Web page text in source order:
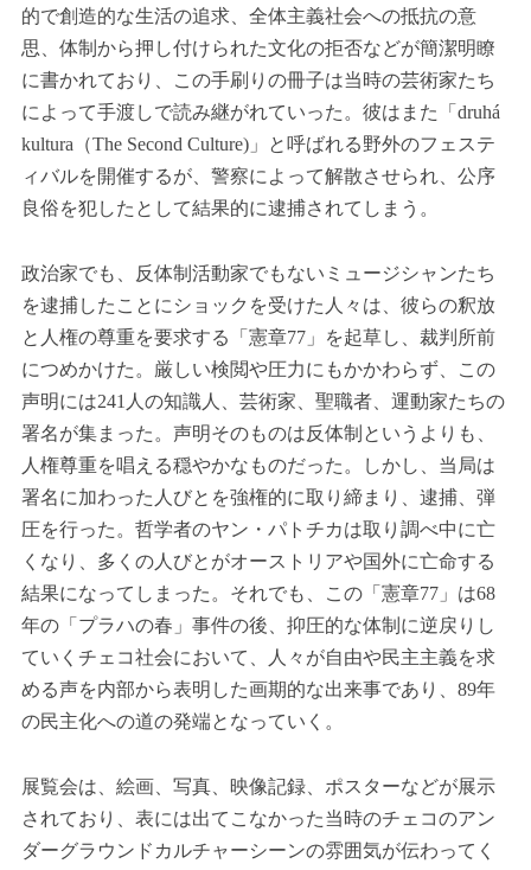
的で創造的な生活の追求、全体主義社会への抵抗の意
思、体制から押し付けられた文化の拒否などが簡潔明瞭
に書かれており、この手刷りの冊子は当時の芸術家たち
によって手渡しで読み継がれていった。彼はまた「druhá
kultura（The Second Culture)」と呼ばれる野外のフェステ
ィバルを開催するが、警察によって解散させられ、公序
良俗を犯したとして結果的に逮捕されてしまう。
政治家でも、反体制活動家でもないミュージシャンたち
を逮捕したことにショックを受けた人々は、彼らの釈放
と人権の尊重を要求する「憲章77」を起草し、裁判所前
につめかけた。厳しい検閲や圧力にもかかわらず、この
声明には241人の知識人、芸術家、聖職者、運動家たちの
署名が集まった。声明そのものは反体制というよりも、
人権尊重を唱える穏やかなものだった。しかし、当局は
署名に加わった人びとを強権的に取り締まり、逮捕、弾
圧を行った。哲学者のヤン・パトチカは取り調べ中に亡
くなり、多くの人びとがオーストリアや国外に亡命する
結果になってしまった。それでも、この「憲章77」は68
年の「プラハの春」事件の後、抑圧的な体制に逆戻りし
ていくチェコ社会において、人々が自由や民主主義を求
める声を内部から表明した画期的な出来事であり、89年
の民主化への道の発端となっていく。
展覧会は、絵画、写真、映像記録、ポスターなどが展示
されており、表には出てこなかった当時のチェコのアン
ダーグラウンドカルチャーシーンの雰囲気が伝わってく